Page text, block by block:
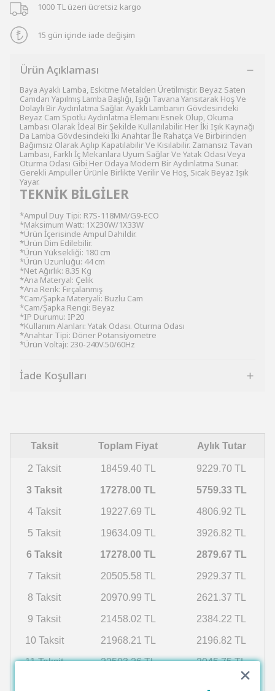
1000 TL üzeri ücretsiz kargo
15 gün içinde iade değişim
Ürün Açıklaması
Baya Ayaklı Lamba, Eskitme Metalden Üretilmiştir. Beyaz Saten
Camdan Yapılmış Lamba Başlığı, Işığı Tavana Yansıtarak Hoş Ve
Dolaylı Bir Aydınlatma Sağlar. Ayaklı Lambanın Gövdesindeki
Beyaz Cam Spotlu Aydınlatma Elemanı Esnek Olup, Okuma
Lambası Olarak İdeal Bir Şekilde Kullanılabilir. Her İki Işık Kaynağı
Da Lamba Gövdesindeki İki Anahtar İle Rahatça Ve Birbirinden
Bağımsız Olarak Açılıp Kapatılabilir Ve Kısılabilir. Zamansız Tavan
Lambası, Farklı İç Mekanlara Uyum Sağlar Ve Yatak Odası Veya
Oturma Odası Gibi Her Odaya Modern Bir Aydınlatma Sunar.
Gerekli Ampuller Ürünle Birlikte Verilir Ve Hoş, Sıcak Beyaz Işık
Yayar.
TEKNİK BİLGİLER
*Ampul Duy Tipi: R7S-118MM/G9-ECO
*Maksimum Watt: 1X230W/1X33W
*Ürün İçerisinde Ampul Dahildir.
*Ürün Dim Edilebilir.
*Ürün Yüksekliği: 180 cm
*Ürün Uzunluğu: 44 cm
*Net Ağırlık: 8.35 Kg
*Ana Materyal: Çelik
*Ana Renk: Fırçalanmış
*Cam/Şapka Materyali: Buzlu Cam
*Cam/Şapka Rengi: Beyaz
*IP Durumu: IP20
*Kullanım Alanları: Yatak Odası. Oturma Odası
*Anahtar Tipi: Döner Potansiyometre
*Ürün Voltajı: 230-240V.50/60Hz
İade Koşulları
Taksit Toplam Fiyat Aylık Tutar
2 Taksit 18459.40 TL 9229.70 TL
3 Taksit 17278.00 TL 5759.33 TL
4 Taksit 19227.69 TL 4806.92 TL
5 Taksit 19634.09 TL 3926.82 TL
6 Taksit 17278.00 TL 2879.67 TL
7 Taksit 20505.58 TL 2929.37 TL
8 Taksit 20970.99 TL 2621.37 TL
9 Taksit 21458.02 TL 2384.22 TL
10 Taksit 21968.21 TL 2196.82 TL
11 Taksit 22503.26 TL 2045.75 TL
1922.08 TL